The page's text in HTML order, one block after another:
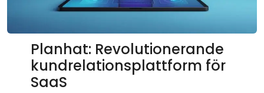
Planhat: Revolutionerande
kundrelationsplattform för
SaaS